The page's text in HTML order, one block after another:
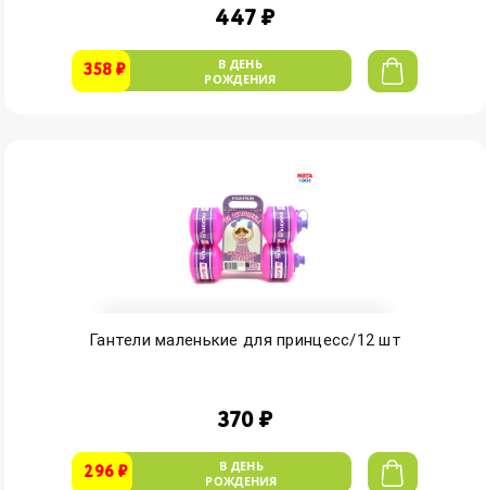
447 ₽
358 ₽
В ДЕНЬ
РОЖДЕНИЯ
Гантели маленькие для принцесс/12 шт
370 ₽
296 ₽
В ДЕНЬ
РОЖДЕНИЯ